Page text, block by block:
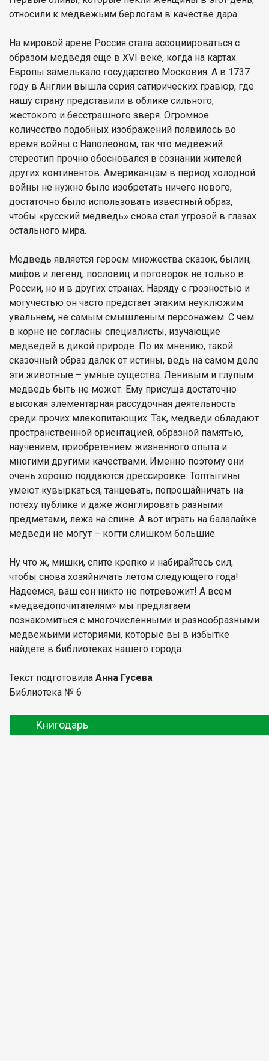
относили к медвежьим берлогам в качестве дара.
На мировой арене Россия стала ассоциироваться с
образом медведя еще в XVI веке, когда на картах
Европы замелькало государство Московия. А в 1737
году в Англии вышла серия сатирических гравюр, где
нашу страну представили в облике сильного,
жестокого и бесстрашного зверя. Огромное
количество подобных изображений появилось во
время войны с Наполеоном, так что медвежий
стереотип прочно обосновался в сознании жителей
других континентов. Американцам в период холодной
войны не нужно было изобретать ничего нового,
достаточно было использовать известный образ,
чтобы «русский медведь» снова стал угрозой в глазах
остального мира.
Медведь является героем множества сказок, былин,
мифов и легенд, пословиц и поговорок не только в
России, но и в других странах. Наряду с грозностью и
могучестью он часто предстает этаким неуклюжим
увальнем, не самым смышленым персонажем. С чем
в корне не согласны специалисты, изучающие
медведей в дикой природе. По их мнению, такой
сказочный образ далек от истины, ведь на самом деле
эти животные – умные существа. Ленивым и глупым
медведь быть не может. Ему присуща достаточно
высокая элементарная рассудочная деятельность
среди прочих млекопитающих. Так, медведи обладают
пространственной ориентацией, образной памятью,
научением, приобретением жизненного опыта и
многими другими качествами. Именно поэтому они
очень хорошо поддаются дрессировке. Топтыгины
умеют кувыркаться, танцевать, попрошайничать на
потеху публике и даже жонглировать разными
предметами, лежа на спине. А вот играть на балалайке
медведи не могут – когти слишком большие.
Ну что ж, мишки, спите крепко и набирайтесь сил,
чтобы снова хозяйничать летом следующего года!
Надеемся, ваш сон никто не потревожит! А всем
«медведопочитателям» мы предлагаем
познакомиться с многочисленными и разнообразными
медвежьими историями, которые вы в избытке
найдете в библиотеках нашего города.
Текст подготовила Анна Гусева
Библиотека № 6
Книгодарь